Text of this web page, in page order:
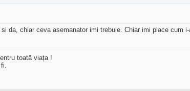
da, chiar ceva asemanator imi trebuie. Chiar imi place
toată viața !